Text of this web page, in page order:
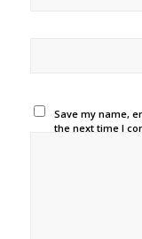
Save my name,
the next time I